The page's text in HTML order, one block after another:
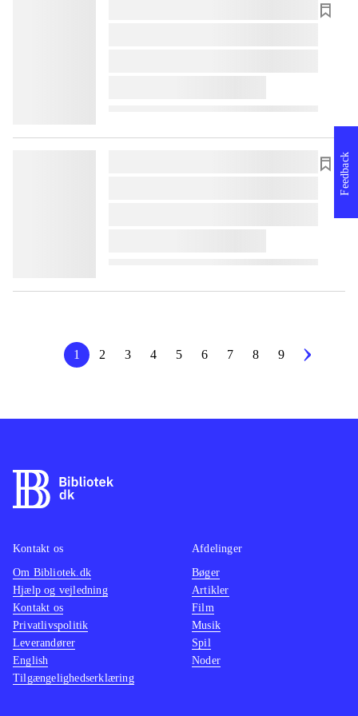
lorem ipsum dolor sit amet ...
lorem ipsum dolor sit amet ...
lorem ipsum dolor sit amet ...
lorem ipsum dolor sit amet ...
1 2 3 4 5 6 7 8 9
Feedback
Kontakt os
Om Bibliotek.dk
Hjælp og vejledning
Kontakt os
Privatlivspolitik
Leverandører
English
Tilgængelighedserklæring
Afdelinger
Bøger
Artikler
Film
Musik
Spil
Noder